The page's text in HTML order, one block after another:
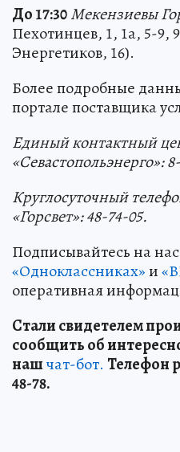
До 17:30Мекензиевы
Пехотинцев, 1, 1а, 5-9,
Энергетиков, 16).
Более подробные
портале поставщика
Единый контактный
«Севастопольэнерго»:
Круглосуточный
«Горсвет»: 48-74-05.
Подписывайтесь на
«Одноклассниках»и
оперативная
Стали свидетелем
сообщить об
нашчат-бот. Телефон
48-78.